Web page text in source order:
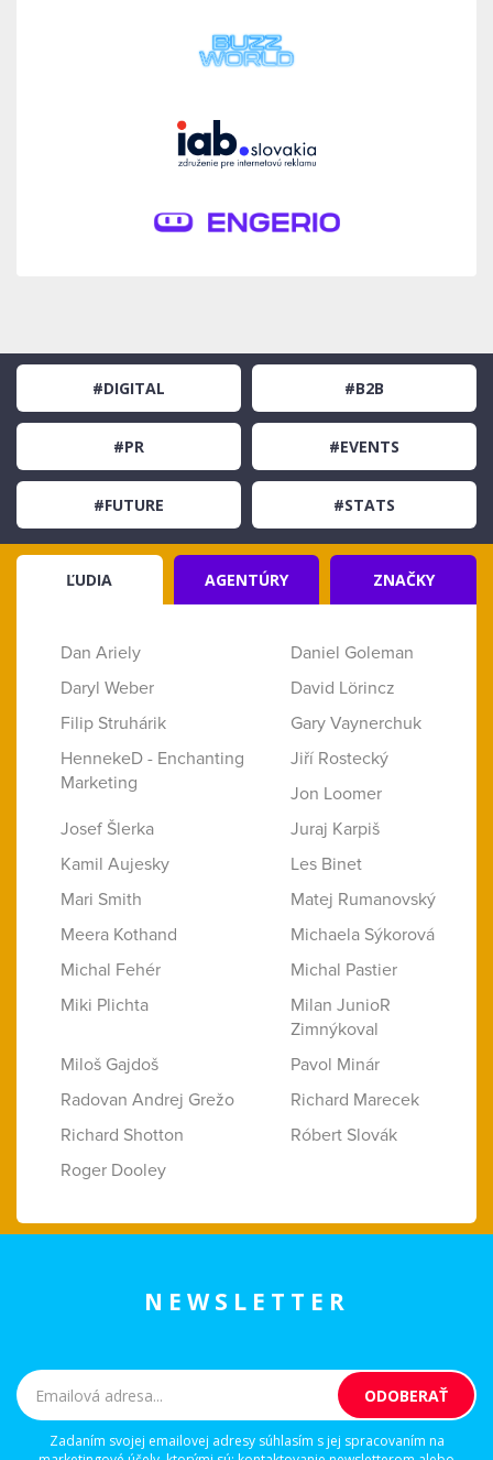
#DIGITAL #B2B
#PR #EVENTS
#FUTURE #STATS
ĽUDIA AGENTÚRY ZNAČKY
Dan Ariely
Daniel Goleman
Daryl Weber
David Lörincz
Filip Struhárik
Gary Vaynerchuk
HennekeD - Enchanting
Marketing
Jiří Rostecký
Jon Loomer
Josef Šlerka
Juraj Karpiš
Kamil Aujesky
Les Binet
Mari Smith
Matej Rumanovský
Meera Kothand
Michaela Sýkorová
Michal Fehér
Michal Pastier
Miki Plichta
Milan JunioR
Zimnýkoval
Miloš Gajdoš
Pavol Minár
Radovan Andrej Grežo
Richard Marecek
Richard Shotton
Róbert Slovák
Roger Dooley
NEWSLETTER
Zadaním svojej emailovej adresy súhlasím s jej spracovaním na